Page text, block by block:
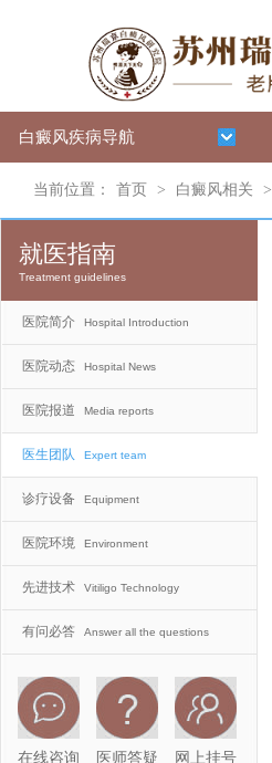
白癜风疾病导航
当前位置： 首页 > 白癜风相关 >
就医指南
Treatment guidelines
医院简介 Hospital Introduction
医院动态 Hospital News
医院报道 Media reports
医生团队 Expert team
诊疗设备 Equipment
医院环境 Environment
先进技术 Vitiligo Technology
有问必答 Answer all the questions
在线咨询 医师答疑 网上挂号